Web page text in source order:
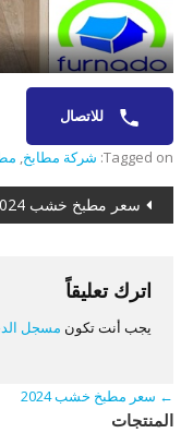
للاتصال
Tagged on: شركة مطابخ,
تصفّح
سعر مطبخ خشب 2024
اترك تعليقاً
يجب أنت تكون مسجل
← سعر مطبخ خشب 2024
المنتجات